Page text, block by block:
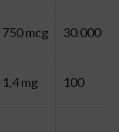
750 mcg 30.000
1,4 mg 100